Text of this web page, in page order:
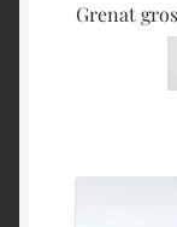
Grenat